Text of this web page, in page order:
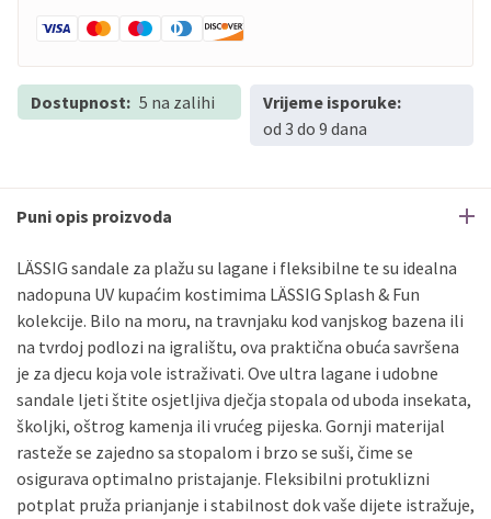
Dostupnost: 5 na zalihi
Vrijeme isporuke:
od 3 do 9 dana
Puni opis proizvoda
LÄSSIG sandale za plažu su lagane i fleksibilne te su idealna
nadopuna UV kupaćim kostimima LÄSSIG Splash & Fun
kolekcije. Bilo na moru, na travnjaku kod vanjskog bazena ili
na tvrdoj podlozi na igralištu, ova praktična obuća savršena
je za djecu koja vole istraživati. Ove ultra lagane i udobne
sandale ljeti štite osjetljiva dječja stopala od uboda insekata,
školjki, oštrog kamenja ili vrućeg pijeska. Gornji materijal
rasteže se zajedno sa stopalom i brzo se suši, čime se
osigurava optimalno pristajanje. Fleksibilni protuklizni
potplat pruža prianjanje i stabilnost dok vaše dijete istražuje,